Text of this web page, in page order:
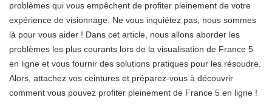
problèmes qui vous empêchent de profiter pleinement de votre
expérience de visionnage. Ne vous inquiétez pas, nous sommes
là pour vous aider ! Dans cet article, nous allons aborder les
problèmes les plus courants lors de la visualisation de France 5
en ligne et vous fournir des solutions pratiques pour les résoudre.
Alors, attachez vos ceintures et préparez-vous à découvrir
comment vous pouvez profiter pleinement de France 5 en ligne !